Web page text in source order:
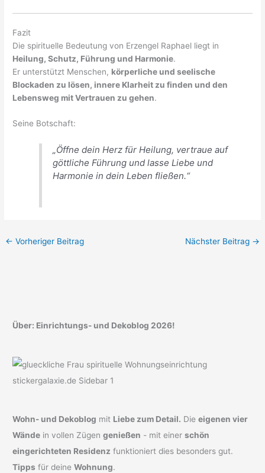
Fazit
Die spirituelle Bedeutung von Erzengel Raphael liegt in
Heilung, Schutz, Führung und Harmonie.
Er unterstützt Menschen, körperliche und seelische
Blockaden zu lösen, innere Klarheit zu finden und den
Lebensweg mit Vertrauen zu gehen.
Seine Botschaft:
„Öffne dein Herz für Heilung, vertraue auf
göttliche Führung und lasse Liebe und
Harmonie in dein Leben fließen.“
← Vorheriger Beitrag Nächster Beitrag →
Über: Einrichtungs- und Dekoblog 2026!
Wohn- und Dekoblog mit Liebe zum Detail. Dieeigenen vier
Wände in vollen Zügengenießen - mit einerschön
eingerichteten Residenz funktioniert dies besonders gut.
Tipps für deineWohnung.